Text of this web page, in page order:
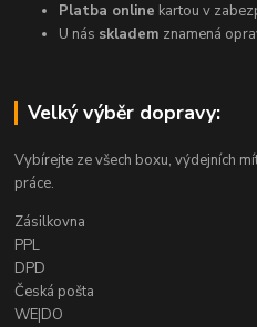
Platba online kartou v
U nás skladem znamená
Velký výběr dopravy:
Vybírejte ze všech boxu, výdejních
práce.
Zásilkovna
PPL
DPD
Česká pošta
WE|DO